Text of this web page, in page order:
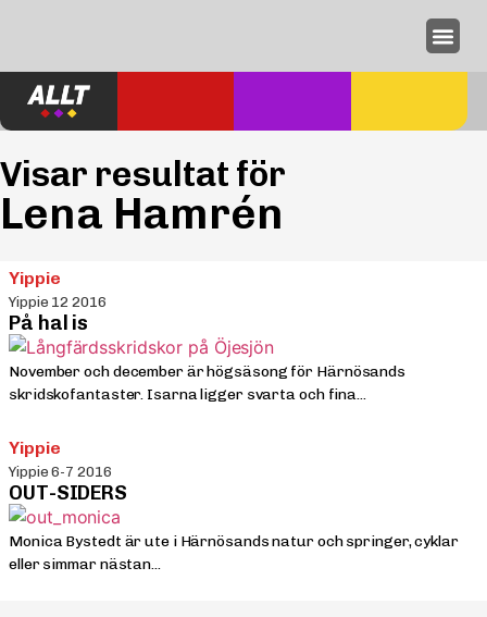
Visar resultat för
Lena Hamrén
Yippie
Yippie 12 2016
På hal is
November och december är högsäsong för Härnösands
skridskofantaster. Isarna ligger svarta och fina...
Yippie
Yippie 6-7 2016
OUT-SIDERS
Monica Bystedt är ute i Härnösands natur och springer, cyklar
eller simmar nästan...